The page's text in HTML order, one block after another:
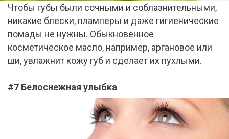
Чтобы губы были сочными и соблазнительными,
никакие блески, пламперы и даже гигиенические
помады не нужны. Обыкновенное
косметическое масло, например, аргановое или
ши, увлажнит кожу губ и сделает их пухлыми.
#7 Белоснежная улыбка